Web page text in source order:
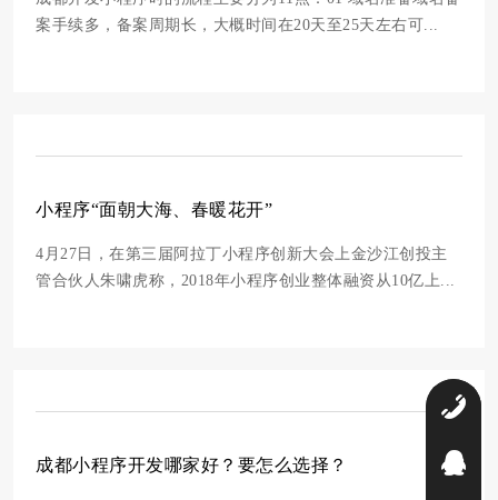
案手续多，备案周期长，大概时间在20天至25天左右可...
小程序“面朝大海、春暖花开”
4月27日，在第三届阿拉丁小程序创新大会上金沙江创投主
管合伙人朱啸虎称，2018年小程序创业整体融资从10亿上...
成都小程序开发哪家好？要怎么选择？